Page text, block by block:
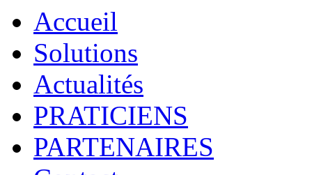
Accueil
Solutions
Actualités
PRATICIENS
PARTENAIRES